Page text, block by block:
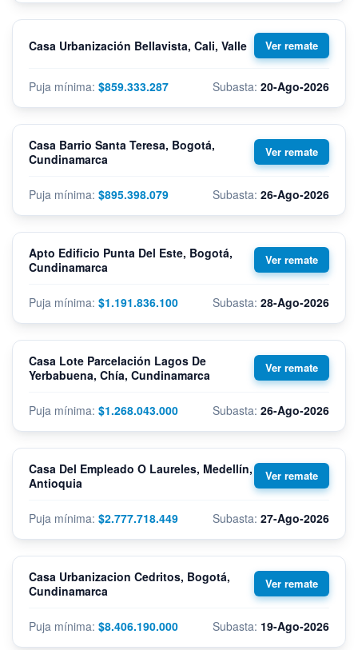
$859.333.287
Casa Urbanización Bellavista, Cali, Valle
20-Ago-2026
$895.398.079
Casa Barrio Santa Teresa, Bogotá,
Cundinamarca
26-Ago-2026
$1.191.836.100
Apto Edificio Punta Del Este, Bogotá,
Cundinamarca
28-Ago-2026
$1.268.043.000
Casa Lote Parcelación Lagos De
Yerbabuena, Chía, Cundinamarca
26-Ago-2026
$2.777.718.449
Casa Del Empleado O Laureles, Medellín,
Antioquia
27-Ago-2026
$8.406.190.000
Casa Urbanizacion Cedritos, Bogotá,
Cundinamarca
19-Ago-2026